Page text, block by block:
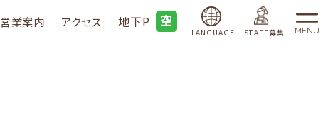
営業案内 アクセス 地下P
LANGUAGE STAFF募集 MENU